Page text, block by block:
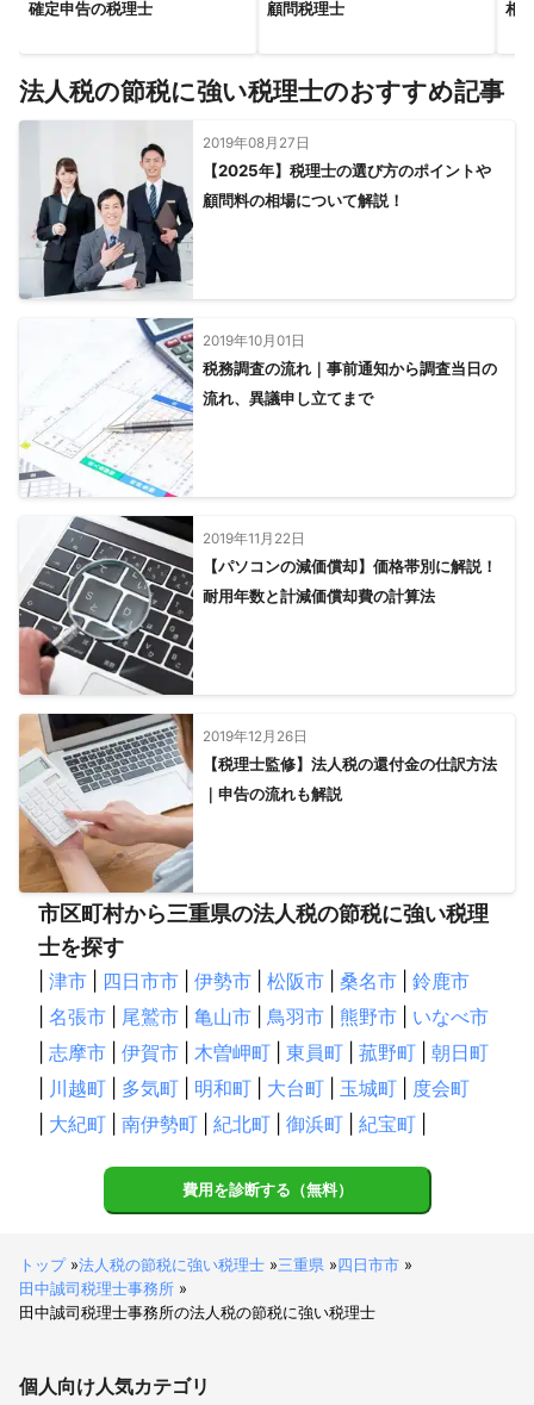
確定申告の税理士 顧問税理士 相
法人税の節税に強い税理士のおすすめ記事
2019年08月27日
【2025年】税理士の選び方のポイントや
顧問料の相場について解説！
2019年10月01日
税務調査の流れ｜事前通知から調査当日の
流れ、異議申し立てまで
2019年11月22日
【パソコンの減価償却】価格帯別に解説！
耐用年数と計減価償却費の計算法
2019年12月26日
【税理士監修】法人税の還付金の仕訳方法
｜申告の流れも解説
市区町村から三重県の法人税の節税に強い税理
士を探す
津市 四日市市 伊勢市 松阪市 桑名市
鈴鹿市
名張市 尾鷲市 亀山市 鳥羽市 熊野市
いなべ市
志摩市 伊賀市 木曽岬町 東員町 菰野町
朝日町
川越町 多気町 明和町 大台町 玉城町
度会町
大紀町 南伊勢町 紀北町 御浜町 紀宝町
費用を診断する（無料）
トップ»法人税の節税に強い税理士 »三重県 »四日市市 »
田中誠司税理士事務所 »
田中誠司税理士事務所の法人税の節税に強い税理士
個人向け人気カテゴリ